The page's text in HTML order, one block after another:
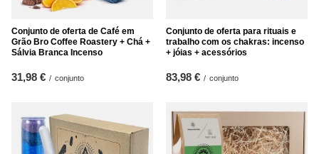
Conjunto de oferta de Café em
Grão Bro Coffee Roastery + Chá +
Sálvia Branca Incenso
31,98 € / conjunto
Conjunto de oferta para rituais e
trabalho com os chakras: incenso
+ jóias + acessórios
83,98 € / conjunto